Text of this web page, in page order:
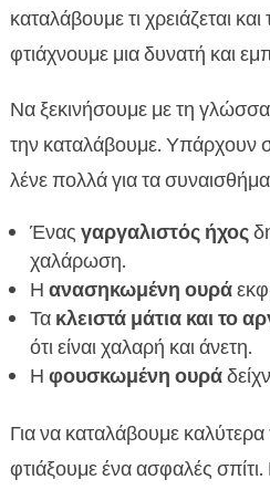
καταλάβουμε τι χρειάζεται και
φτιάχνουμε μια δυνατή και
Να ξεκινήσουμε με τη
την καταλάβουμε. Υπάρχουν
λένε πολλά για τα
Ένας γαργαλιστός ήχος
χαλάρωση.
Η ανασηκωμένη ουρά
Τα κλειστά μάτια και το
ότι είναι χαλαρή και άνετη.
Η φουσκωμένη ουρά
Για να καταλάβουμε καλύτερα
φτιάξουμε ένα ασφαλές